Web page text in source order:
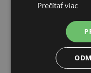
Brána pre
Prečítať viac